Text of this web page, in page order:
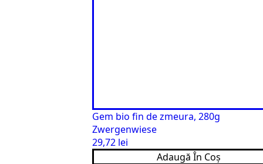
Gem bio fin de zmeura, 280g
Zwergenwiese
29,72 lei
Adaugă În Coș